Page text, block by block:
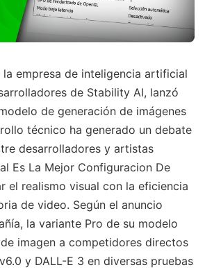
la empresa de inteligencia artificial
de Stability AI, lanzó
de generación de imágenes
técnico ha generado un debate
desarrolladores y artistas
Es La Mejor Configuracion De
el realismo visual con la eficiencia
de video. Según el anuncio
la variante Pro de su modelo
imagen a competidores directos
y DALL-E 3 en diversas pruebas